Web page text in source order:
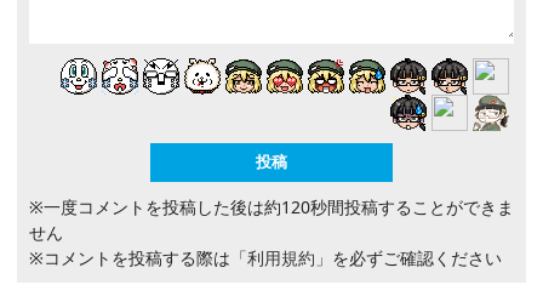
※一度コメントを投稿した後は約120秒間投稿することができま
せん
※コメントを投稿する際は 「利用規約」 を必ずご確認ください